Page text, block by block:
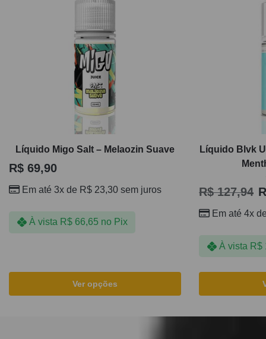
Líquido Migo Salt – Melaozin Suave
R$ 69,90
Em até 3x de R$ 23,30 sem juros
À vista R$66,65 no Pix
Ver opções
Líquido Blvk
R$127,94
Em até 4x
À vista R$